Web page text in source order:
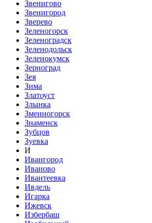
Звенигово
Звенигород
Зверево
Зеленогорск
Зеленоградск
Зеленодольск
Зеленокумск
Зерноград
Зея
Зима
Златоуст
Злынка
Змеиногорск
Знаменск
Зубцов
Зуевка
И
Ивангород
Иваново
Ивантеевка
Ивдель
Игарка
Ижевск
Избербаш